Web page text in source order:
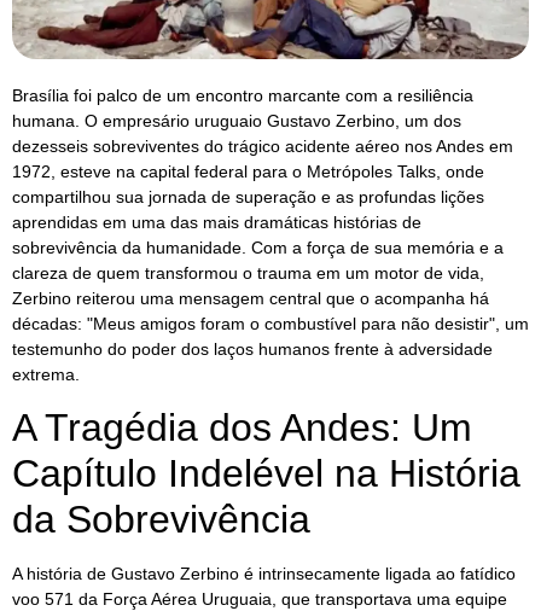
Brasília foi palco de um encontro marcante com a resiliência
humana. O empresário uruguaio Gustavo Zerbino, um dos
dezesseis sobreviventes do trágico acidente aéreo nos Andes em
1972, esteve na capital federal para o Metrópoles Talks, onde
compartilhou sua jornada de superação e as profundas lições
aprendidas em uma das mais dramáticas histórias de
sobrevivência da humanidade. Com a força de sua memória e a
clareza de quem transformou o trauma em um motor de vida,
Zerbino reiterou uma mensagem central que o acompanha há
décadas: "Meus amigos foram o combustível para não desistir", um
testemunho do poder dos laços humanos frente à adversidade
extrema.
A Tragédia dos Andes: Um
Capítulo Indelével na História
da Sobrevivência
A história de Gustavo Zerbino é intrinsecamente ligada ao fatídico
voo 571 da Força Aérea Uruguaia, que transportava uma equipe